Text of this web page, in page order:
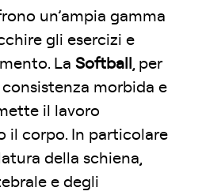
un’ampia gamma
gli esercizi e
La Softball , per
morbida e
il lavoro
il corpo. In particolare
della schiena,
e degli